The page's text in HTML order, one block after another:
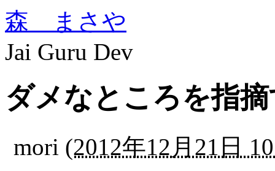
森 まさや
Jai Guru Dev
ダメなところを指
mori (2012年12月21日